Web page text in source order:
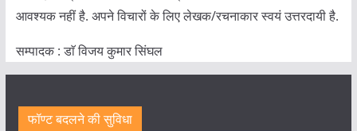
आवश्यक नहीं है. अपने विचारों के लिए लेखक/रचनाकार स्वयं उत्तरदायी है.
सम्पादक : डाॅ विजय कुमार सिंघल
फॉण्ट बदलने की सुविधा